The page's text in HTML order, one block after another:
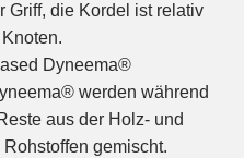
Griff, die Kordel ist relativ
Dyneema®
werden während
aus der Holz- und
gemischt.